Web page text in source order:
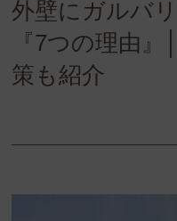
外壁にガルバ
『7つの理由
策も紹介